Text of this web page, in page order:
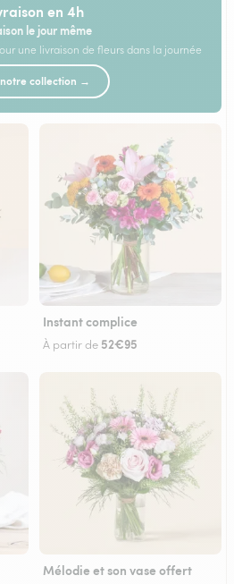
en 4h
le jour même
une livraison de fleurs dans la journée
collection →
Instant complice
À partir de 52€95
Mélodie et son vase offert